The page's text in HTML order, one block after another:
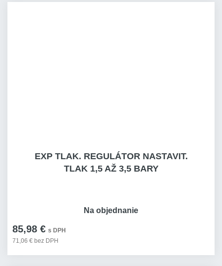
EXP TLAK. REGULÁTOR NASTAVIT.
TLAK 1,5 AŽ 3,5 BARY
85,98 € s DPH
71,06 € bez DPH
Na objednanie